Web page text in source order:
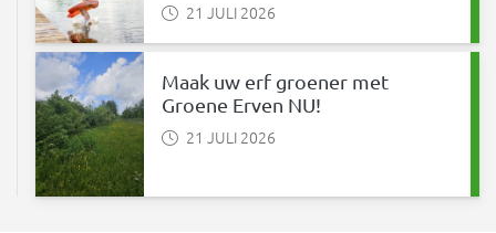
21 JULI 2026
Maak uw erf groener met
Groene Erven NU!
21 JULI 2026